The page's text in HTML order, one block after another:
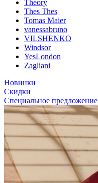
Theory
Thes Thes
Tomas Maier
vanessabruno
VILSHENKO
Windsor
YesLondon
Zagliani
Новинки
Скидки
Специальное предложение